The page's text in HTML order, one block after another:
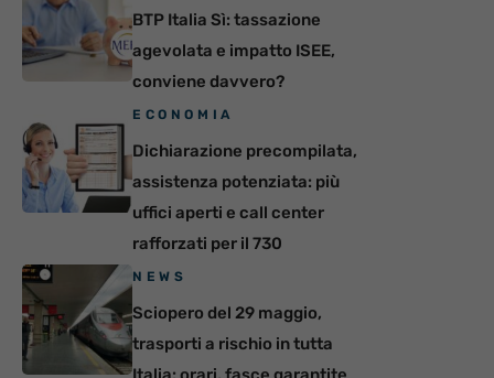
BTP Italia Sì: tassazione
agevolata e impatto ISEE,
conviene davvero?
ECONOMIA
Dichiarazione precompilata,
assistenza potenziata: più
uffici aperti e call center
rafforzati per il 730
NEWS
Sciopero del 29 maggio,
trasporti a rischio in tutta